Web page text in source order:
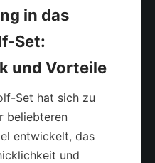
in das
Set:
Set hat sich zu
beliebteren
entwickelt, das
und